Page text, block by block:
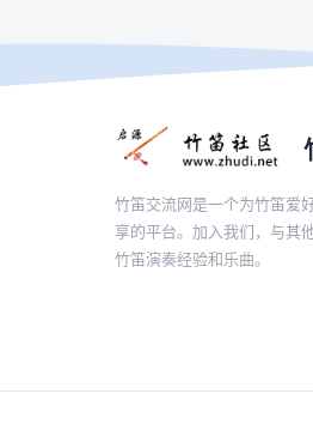
竹笛交流网是一个为竹笛爱
享的平台。加入我们，与其
竹笛演奏经验和乐曲。